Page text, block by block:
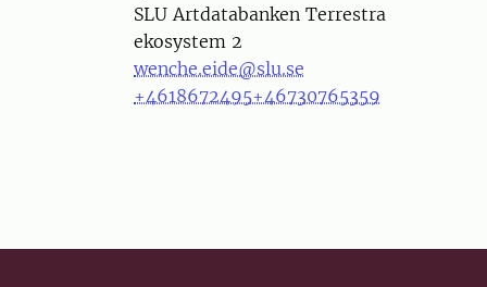
SLU Artdatabanken Terrestra
ekosystem 2
wenche.eide@slu.se
+4618672495+46730765359